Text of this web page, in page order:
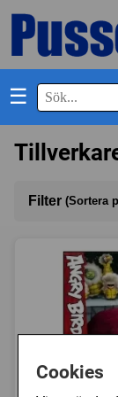
Cookies
☰
Filter (Sortera
Antal bitar
I lager